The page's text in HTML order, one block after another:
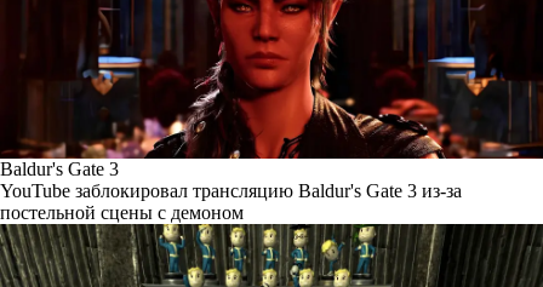
Baldur's Gate 3
YouTube заблокировал трансляцию Baldur's Gate 3 из-за
постельной сцены с демоном